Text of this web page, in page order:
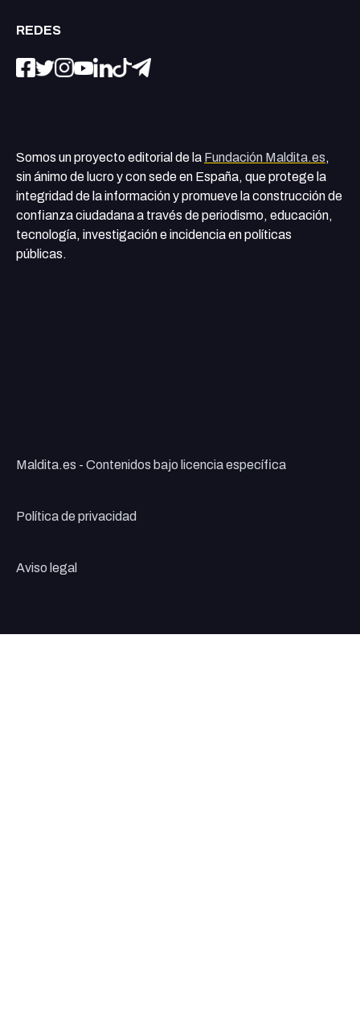
REDES
Somos un proyecto editorial de la Fundación Maldita.es,
sin ánimo de lucro y con sede en España, que protege la
integridad de la información y promueve la construcción de
confianza ciudadana a través de periodismo, educación,
tecnología, investigación e incidencia en políticas
públicas.
Maldita.es - Contenidos bajo licencia específica
Política de privacidad
Aviso legal